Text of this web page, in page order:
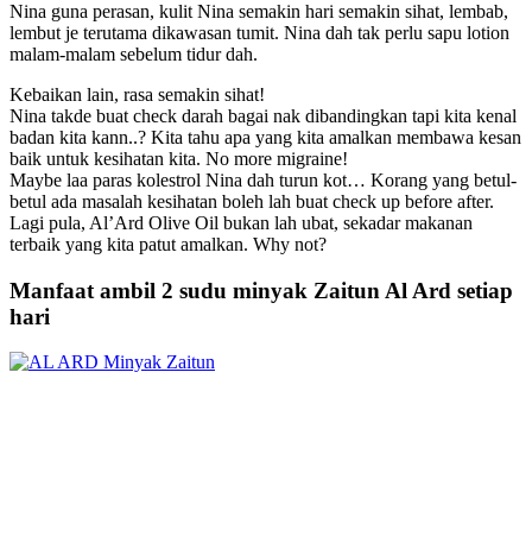
Nina guna perasan, kulit Nina semakin hari semakin sihat, lembab,
lembut je terutama dikawasan tumit. Nina dah tak perlu sapu lotion
malam-malam sebelum tidur dah.
Kebaikan lain, rasa semakin sihat!
Nina takde buat check darah bagai nak dibandingkan tapi kita kenal
badan kita kann..? Kita tahu apa yang kita amalkan membawa kesan
baik untuk kesihatan kita. No more migraine!
Maybe laa paras kolestrol Nina dah turun kot… Korang yang betul-
betul ada masalah kesihatan boleh lah buat check up before after.
Lagi pula, Al’Ard Olive Oil bukan lah ubat, sekadar makanan
terbaik yang kita patut amalkan. Why not?
Manfaat ambil 2 sudu minyak Zaitun Al Ard setiap
hari